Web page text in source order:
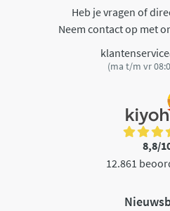
Heb je vragen of
Neem contact op met
(ma t/m vr
8,8/
12.861